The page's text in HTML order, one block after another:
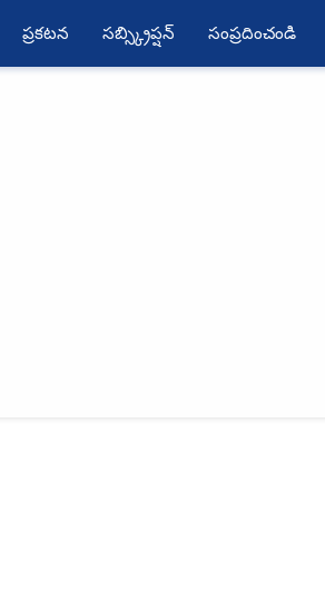
ప్రకటన సబ్స్క్రిప్షన్ సంప్రదించండి